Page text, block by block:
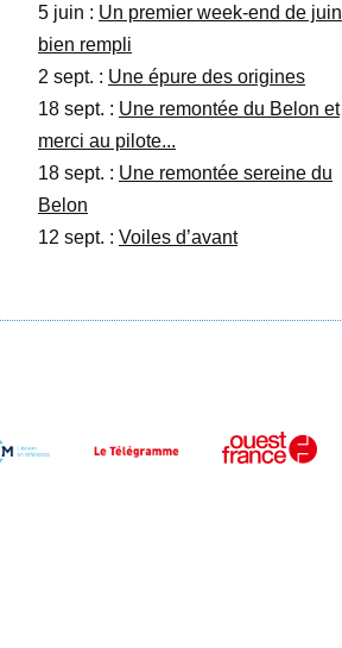
5 juin : Un premier week-end de juin
bien rempli
2 sept. : Une épure des origines
18 sept. : Une remontée du Belon et
merci au pilote...
18 sept. : Une remontée sereine du
Belon
12 sept. : Voiles d’avant